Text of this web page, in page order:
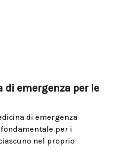
emergenza per le
di emergenza
per i
nel proprio